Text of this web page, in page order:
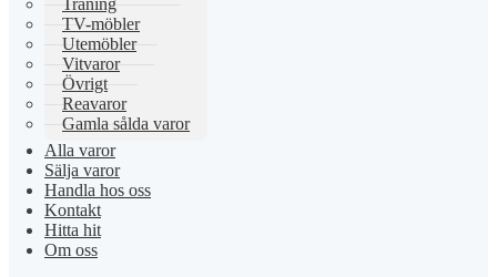
Träning
TV-möbler
Utemöbler
Vitvaror
Övrigt
Reavaror
Gamla sålda varor
Alla varor
Sälja varor
Handla hos oss
Kontakt
Hitta hit
Om oss